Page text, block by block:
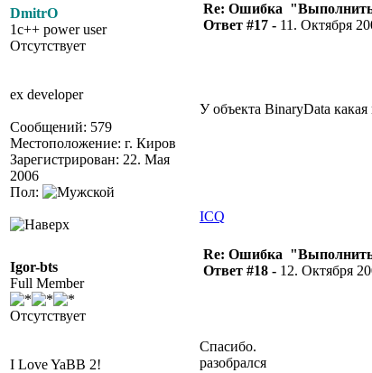
DmitrO
1c++ power user
Отсутствует
ex developer
Сообщений: 579
Местоположение: г. Киров
Зарегистрирован: 22. Мая
2006
Пол:
Re: Ошибка
Ответ #17 - 11. Октября
У объекта BinaryData какая
ICQ
Igor-bts
Full Member
Отсутствует
I Love YaBB 2!
Re: Ошибка
Ответ #18 - 12. Октября
Спасибо.
разобрался